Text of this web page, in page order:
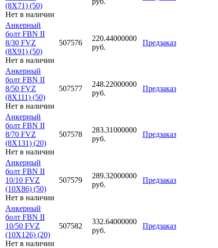
(8X71) (50)
Нет в наличии
Анкерный
болт FBN II
8/30 FVZ
(8X91) (50)
Нет в наличии
507576
220.44000000
руб.
Предзаказ
Анкерный
болт FBN II
8/50 FVZ
(8X111) (50)
Нет в наличии
507577
248.22000000
руб.
Предзаказ
Анкерный
болт FBN II
8/70 FVZ
(8X131) (20)
Нет в наличии
507578
283.31000000
руб.
Предзаказ
Анкерный
болт FBN II
10/10 FVZ
(10X86) (50)
Нет в наличии
507579
289.32000000
руб.
Предзаказ
Анкерный
болт FBN II
10/50 FVZ
(10X126) (20)
Нет в наличии
507582
332.64000000
руб.
Предзаказ